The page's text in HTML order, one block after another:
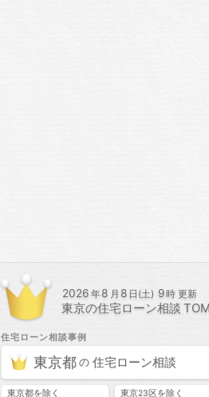
2026 年8 月 8 日(土) 9時 更新
東京の住宅ローン相談
住宅ローン相談事例
東京都 の 住宅ローン相談
東京都を除く
東京23区を除く